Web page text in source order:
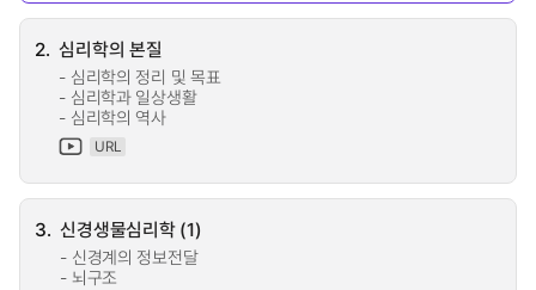
2. 심리학의 본질
- 심리학의 정리 및 목표
- 심리학과 일상생활
- 심리학의 역사
URL
3. 신경생물심리학 (1)
- 신경계의 정보전달
- 뇌구조